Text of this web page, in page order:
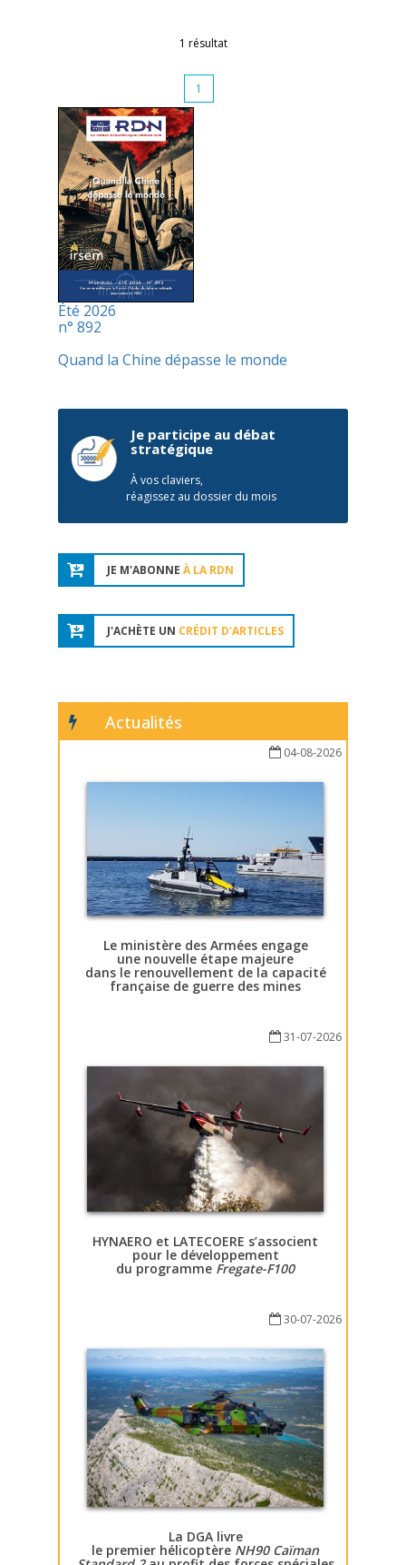
1 résultat
1
Été 2026
n° 892
Quand la Chine dépasse le monde
Je participe au débat
stratégique
À vos claviers,
réagissez au dossier du mois
JE M'ABONNE À LA RDN
J'ACHÈTE UN CRÉDIT D'ARTICLES
Actualités
04-08-2026
Le ministère des Armées engage
une nouvelle étape majeure
dans le renouvellement de la capacité
française de guerre des mines
31-07-2026
HYNAERO et LATECOERE s’associent
pour le développement
du programme Fregate-F100
30-07-2026
La DGA livre
le premier hélicoptère NH90 Caïman